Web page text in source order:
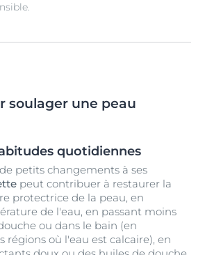
soulager une peau
quotidiennes
petits changements à ses
peut contribuer à restaurer la
protectrice de la peau, en
de l'eau, en passant moins
ou dans le bain (en
régions où l'eau est calcaire), en